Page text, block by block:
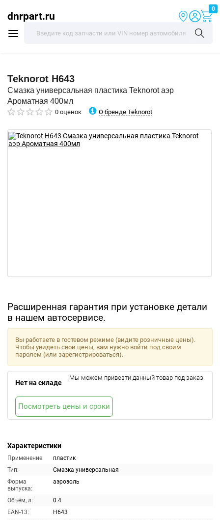
dnrpart.ru
0
Teknorot H643
Смазка универсальная пластика Teknorot аэр
Ароматная 400мл
0 оценок О бренде Teknorot
Расширенная гарантия при установке детали
в нашем автосервисе.
Характеристики
Применение:
пластик
Тип:
Смазка универсальная
Форма
выпуска:
аэрозоль
Объём, л:
0.4
EAN-13:
H643
Вы работаете в гостевом режиме (видите розничные цены).
Чтобы увидеть свои цены, вам нужно войти под своим
паролем (или зарегистрироваться).
Нет на складе
Мы можем привезти данный товар под заказ.
Посмотреть цены и сроки